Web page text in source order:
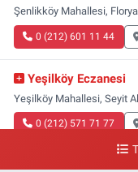
Şenlikköy Mahallesi,
0 (212) 601 11 44
Yeşilköy Eczanesi
Yeşilköy Mahallesi, Seyit
0 (212) 571 71 77
Lale Eczanesi